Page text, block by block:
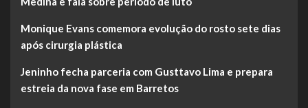
Monique Evans comemora evolução do rosto sete dias
após cirurgia plástica
Jeninho fecha parceria com Gusttavo Lima e prepara
estreia da nova fase em Barretos